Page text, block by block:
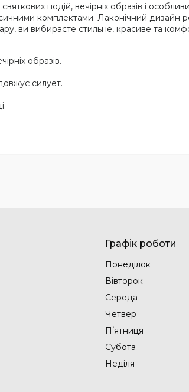
подій, вечірніх образів і
комплектами. Лаконічний дизайн
ви вибираєте стильне, красиве та
образів.
силует.
Графік роботи
Понеділок
Вівторок
Середа
Четвер
Пʼятниця
Субота
Неділя